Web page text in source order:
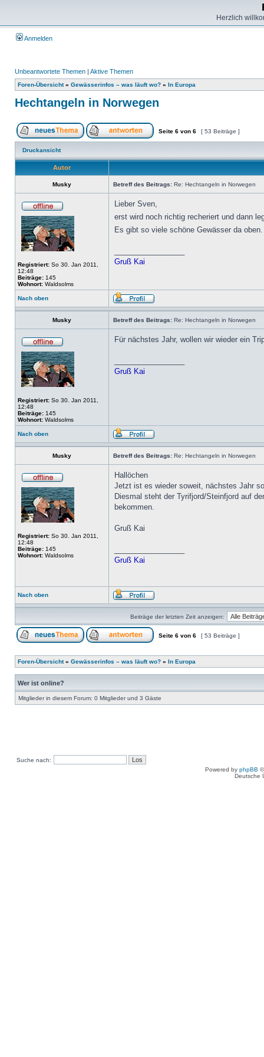
Herzlich
Anmelden
Unbeantwortete Themen | Aktive Themen
Foren-Übersicht» Gewässerinfos – was läuft wo? » In Europa
Hechtangeln in Norwegen
Seite 6 von 6 [ 53 Beiträge ]
Druckansicht
Autor
Musky Betreff des Beitrags: Re: Hechtangeln in Norwegen
Registriert: So 30. Jan 2011,
12:48
Beiträge: 145
Wohnort: Waldsolms
Lieber Sven,
erst wird noch richtig recheriert und dann
Es gibt so viele schöne Gewässer da
Gruß Kai
Nach oben
Musky Betreff des Beitrags: Re: Hechtangeln in Norwegen
Registriert: So 30. Jan 2011,
12:48
Beiträge: 145
Wohnort: Waldsolms
Für nächstes Jahr, wollen wir wieder ein
Gruß Kai
Nach oben
Musky Betreff des Beitrags: Re: Hechtangeln in Norwegen
Registriert: So 30. Jan 2011,
12:48
Beiträge: 145
Wohnort: Waldsolms
Hallöchen
Jetzt ist es wieder soweit, nächstes Jahr
Diesmal steht der Tyrifjord/Steinfjord auf
bekommen.
Gruß Kai
Gruß Kai
Nach oben
Beiträge der letzten Zeit anzeigen:
Seite 6 von 6 [ 53 Beiträge ]
Foren-Übersicht» Gewässerinfos – was läuft wo? » In Europa
Wer ist online?
Mitglieder in diesem Forum: 0 Mitglieder und 3 Gäste
Suche nach:
Powered by phpBB
Deutsche